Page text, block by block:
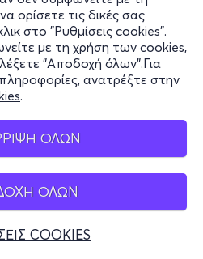
ορίσετε τις δικές σας
στο "Ρυθμίσεις cookies".
με τη χρήση των cookies,
"Αποδοχή όλων".Για
ανατρέξτε στην
.
ΟΛΩΝ
ΟΛΩΝ
COOKIES